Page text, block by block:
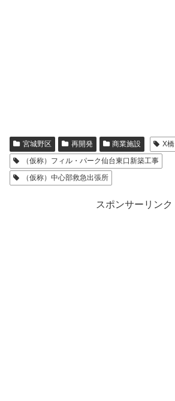
宮城野区 再開発 商業施設 X橋
（仮称）フィル・パーク仙台東口新築工事
（仮称）中心部救急出張所
スポンサーリンク